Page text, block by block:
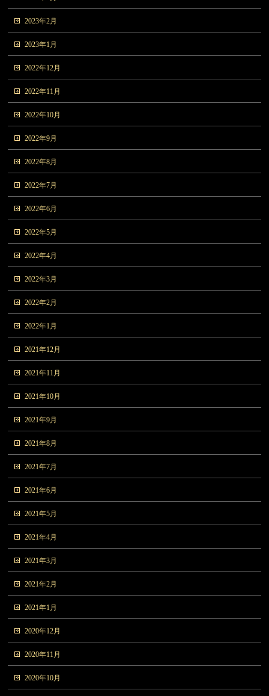
2023年2月
2023年1月
2022年12月
2022年11月
2022年10月
2022年9月
2022年8月
2022年7月
2022年6月
2022年5月
2022年4月
2022年3月
2022年2月
2022年1月
2021年12月
2021年11月
2021年10月
2021年9月
2021年8月
2021年7月
2021年6月
2021年5月
2021年4月
2021年3月
2021年2月
2021年1月
2020年12月
2020年11月
2020年10月